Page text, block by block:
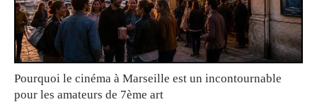
Pourquoi le cinéma à Marseille est un incontournable
pour les amateurs de 7ème art